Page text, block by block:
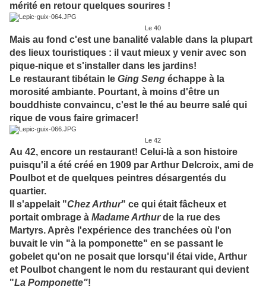
mérité en retour quelques sourires !
Le 40
Mais au fond c'est une banalité valable dans la plupart
des lieux touristiques : il vaut mieux y venir avec son
pique-nique et s'installer dans les jardins!
Le restaurant tibétain le Ging Seng échappe à la
morosité ambiante. Pourtant, à moins d'être un
bouddhiste convaincu, c'est le thé au beurre salé qui
rique de vous faire grimacer!
Le 42
Au 42, encore un restaurant! Celui-là a son histoire
puisqu'il a été créé en 1909 par Arthur Delcroix, ami de
Poulbot et de quelques peintres désargentés du
quartier.
Il s'appelait "Chez Arthur" ce qui était fâcheux et
portait ombrage à Madame Arthurde la rue des
Martyrs. Après l'expérience des tranchées où l'on
buvait le vin "à la pomponette" en se passant le
gobelet qu'on ne posait que lorsqu'il étai vide, Arthur
et Poulbot changent le nom du restaurant qui devient
"La Pomponette"!